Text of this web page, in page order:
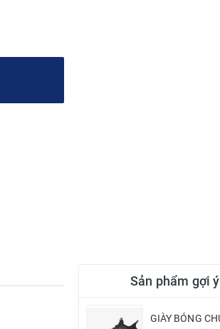
Sản phẩm gợi ý